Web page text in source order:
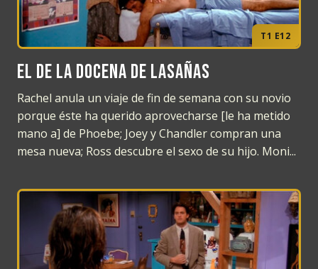
T1 E12
El de la docena de lasañas
Rachel anula un viaje de fin de semana con su novio
porque éste ha querido aprovecharse [le ha metido
mano a] de Phoebe; Joey y Chandler compran una
mesa nueva; Ross descubre el sexo de su hijo. Moni...